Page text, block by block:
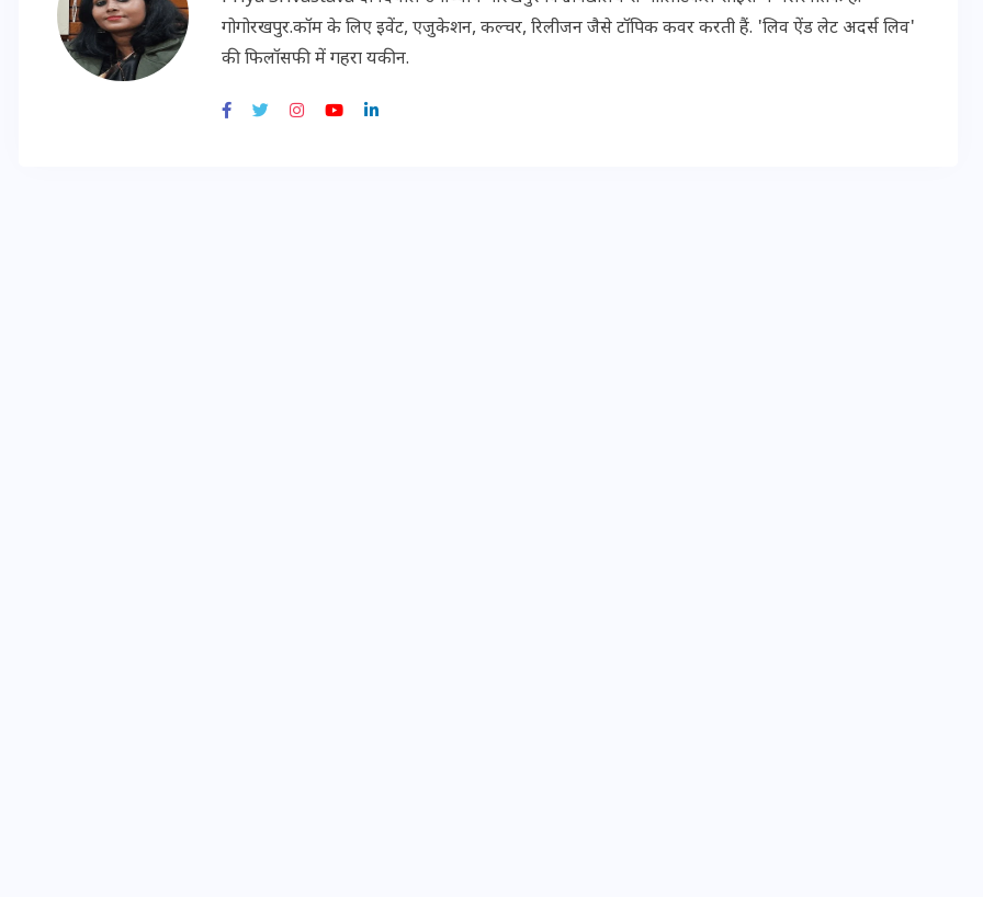
गोगोरखपुर.कॉम के लिए इवेंट, एजुकेशन, कल्चर, रिलीजन जैसे टॉपिक कवर करती हैं. 'लिव ऐंड लेट अदर्स लिव'
की फिलॉसफी में गहरा यकीन.